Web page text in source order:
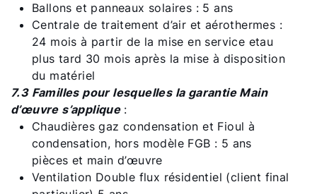
Ballons et panneaux solaires : 5 ans
Centrale de traitement d’air et aérothermes :
24 mois à partir de la mise en service etau
plus tard 30 mois après la mise à disposition
du matériel
7.3 Familles pour lesquelles la garantie Main
d’œuvre s’applique :
Chaudières gaz condensation et Fioul à
condensation, hors modèle FGB : 5 ans
pièces et main d’œuvre
Ventilation Double flux résidentiel (client final